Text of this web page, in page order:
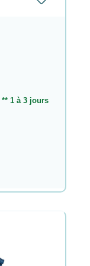
** 1 à 3 jours